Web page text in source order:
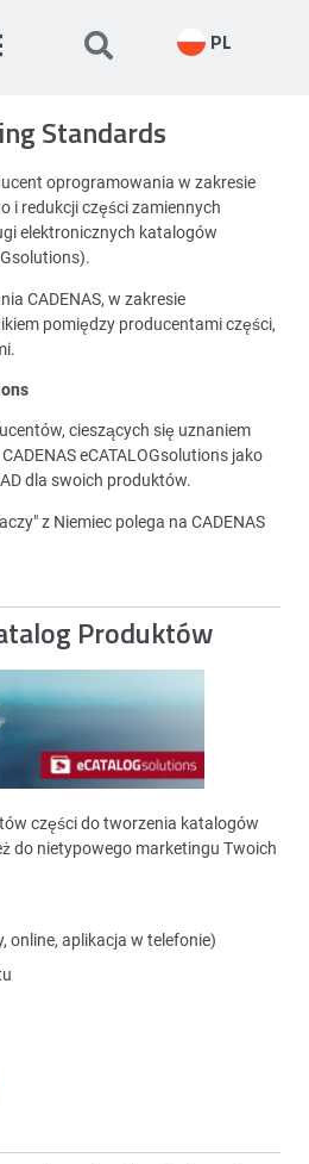
PL
Standards
oprogramowania w zakresie
i redukcji części zamiennych
elektronicznych katalogów
CADENAS, w zakresie
pomiędzy producentami części,
cieszących się uznaniem
eCATALOGsolutions jako
dla swoich produktów.
z Niemiec polega na CADENAS
Produktów
części do tworzenia katalogów
do nietypowego marketingu Twoich
online, aplikacja w telefonie)